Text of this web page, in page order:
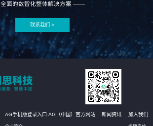
全面的数智化整体解决方案 ——
联系我们 >
AG手机版登录入口-AG（中国）官方网站 新闻资讯 加入我们